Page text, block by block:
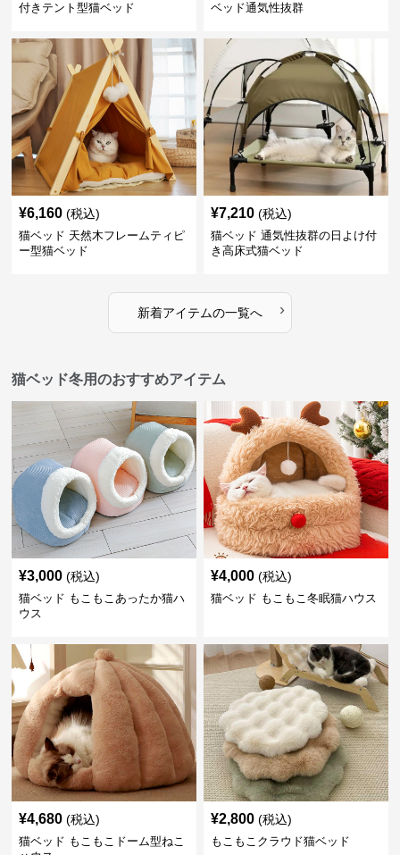
付きテント型猫ベッド
ベッド通気性抜群
¥6,160 (税込)
猫ベッド 天然木フレームティピ
ー型猫ベッド
¥7,210 (税込)
猫ベッド 通気性抜群の日よけ付
き高床式猫ベッド
新着アイテムの一覧へ ›
猫ベッド冬用のおすすめアイテム
¥3,000 (税込)
猫ベッド もこもこあったか猫ハ
ウス
¥4,000 (税込)
猫ベッド もこもこ冬眠猫ハウス
¥4,680 (税込)
猫ベッド もこもこドーム型ねこ
¥2,800 (税込)
もこもこクラウド猫ベッド